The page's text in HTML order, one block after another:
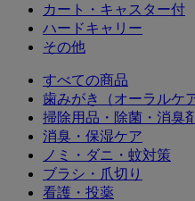
カート・キャスター付
ハードキャリー
その他
すべての商品
歯みがき（オーラルケア
掃除用品・除菌・消臭
消臭・保湿ケア
ノミ・ダニ・蚊対策
ブラシ・爪切り
看護・投薬